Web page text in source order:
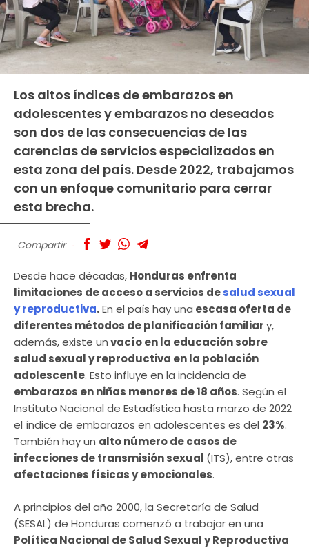
Los altos índices de embarazos en
adolescentes y embarazos no deseados
son dos de las consecuencias de las
carencias de servicios especializados en
esta zona del país. Desde 2022, trabajamos
con un enfoque comunitario para cerrar
esta brecha.
Compartir
Desde hace décadas, Honduras enfrenta
limitaciones de acceso a servicios desalud sexual
y reproductiva.En el país hay una escasa oferta de
diferentes métodos de planificación familiary,
además, existe unvacío en la educación sobre
salud sexual y reproductiva en la población
adolescente. Esto influye en la incidencia de
embarazos en niñas menores de 18 años. Según el
Instituto Nacional de Estadística hasta marzo de 2022
el índice de embarazos en adolescentes es del 23%.
También hay un alto número de casos de
infecciones de transmisión sexual (ITS), entre otras
afectaciones físicas y emocionales.
A principios del año 2000, la Secretaría de Salud
(SESAL) de Honduras comenzó a trabajar en una
Política Nacional de Salud Sexual y Reproductiva